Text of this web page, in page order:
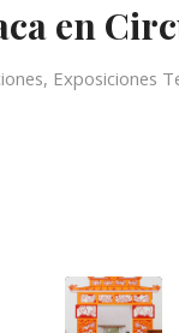
en
, Exposiciones